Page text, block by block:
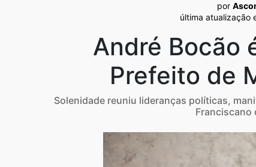
por
última atualização
André Bocão
Prefeito de
Solenidade reuniu lideranças políticas,
Franciscano